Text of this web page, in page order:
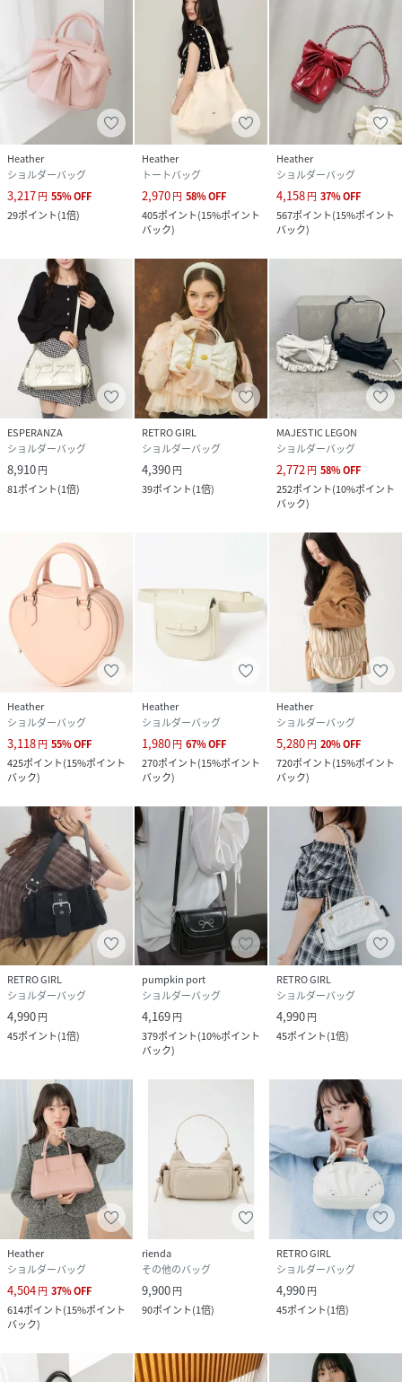
Heather
ショルダーバッグ
3,217円 55%OFF
29ポイント(1倍)
Heather
トートバッグ
2,970円 58%OFF
405ポイント(15%ポイント
バック)
Heather
ショルダーバッグ
4,158円 37%OFF
567ポイント(15%ポイント
バック)
ESPERANZA
ショルダーバッグ
8,910円
81ポイント(1倍)
RETRO GIRL
ショルダーバッグ
4,390円
39ポイント(1倍)
MAJESTIC LEGON
ショルダーバッグ
2,772円 58%OFF
252ポイント(10%ポイント
バック)
Heather
ショルダーバッグ
3,118円 55%OFF
425ポイント(15%ポイント
バック)
Heather
ショルダーバッグ
1,980円 67%OFF
270ポイント(15%ポイント
バック)
Heather
ショルダーバッグ
5,280円 20%OFF
720ポイント(15%ポイント
バック)
RETRO GIRL
ショルダーバッグ
4,990円
45ポイント(1倍)
pumpkin port
ショルダーバッグ
4,169円
379ポイント(10%ポイント
バック)
RETRO GIRL
ショルダーバッグ
4,990円
45ポイント(1倍)
Heather
ショルダーバッグ
4,504円 37%OFF
614ポイント(15%ポイント
バック)
rienda
その他のバッグ
9,900円
90ポイント(1倍)
RETRO GIRL
ショルダーバッグ
4,990円
45ポイント(1倍)